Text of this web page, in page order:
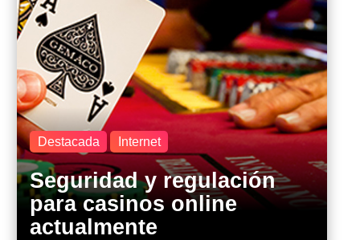
Destacada Internet
Seguridad y regulación
para casinos online
actualmente